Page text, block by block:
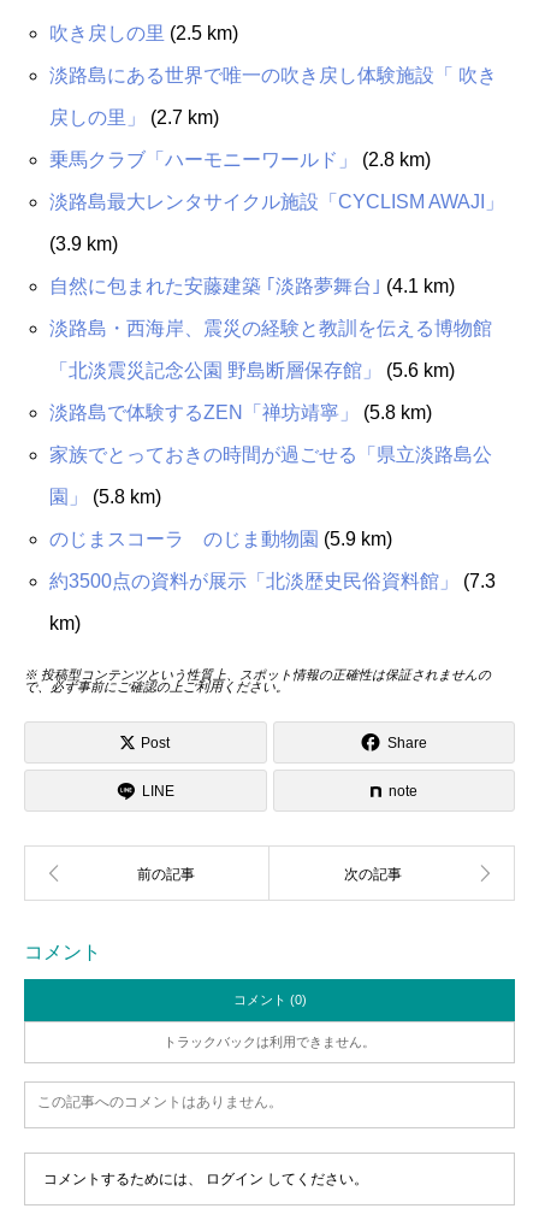
吹き戻しの里 (2.5 km)
淡路島にある世界で唯一の吹き戻し体験施設「 吹き
戻しの里」 (2.7 km)
乗馬クラブ「ハーモニーワールド」 (2.8 km)
淡路島最大レンタサイクル施設「CYCLISM AWAJI」
(3.9 km)
自然に包まれた安藤建築 ｢淡路夢舞台｣ (4.1 km)
淡路島・西海岸、震災の経験と教訓を伝える博物館
「北淡震災記念公園 野島断層保存館」 (5.6 km)
淡路島で体験するZEN「禅坊靖寧」 (5.8 km)
家族でとっておきの時間が過ごせる「県立淡路島公
園」 (5.8 km)
のじまスコーラ のじま動物園 (5.9 km)
約3500点の資料が展示「北淡歴史民俗資料館」 (7.3
km)
※ 投稿型コンテンツという性質上、スポット情報の正確性は保証されませんの
で、必ず事前にご確認の上ご利用ください。
Post Share
LINE note
コメント
コメント (0)
トラックバックは利用できません。
この記事へのコメントはありません。
コメントするためには、 ログイン してください。